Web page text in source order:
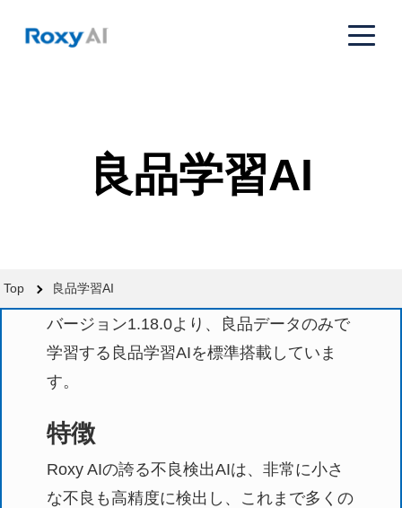
良品学習AI
Top 良品学習AI
バージョン1.18.0より、良品データのみで
学習する良品学習AIを標準搭載していま
す。
特徴
Roxy AIの誇る不良検出AIは、非常に小さ
な不良も高精度に検出し、これまで多くの